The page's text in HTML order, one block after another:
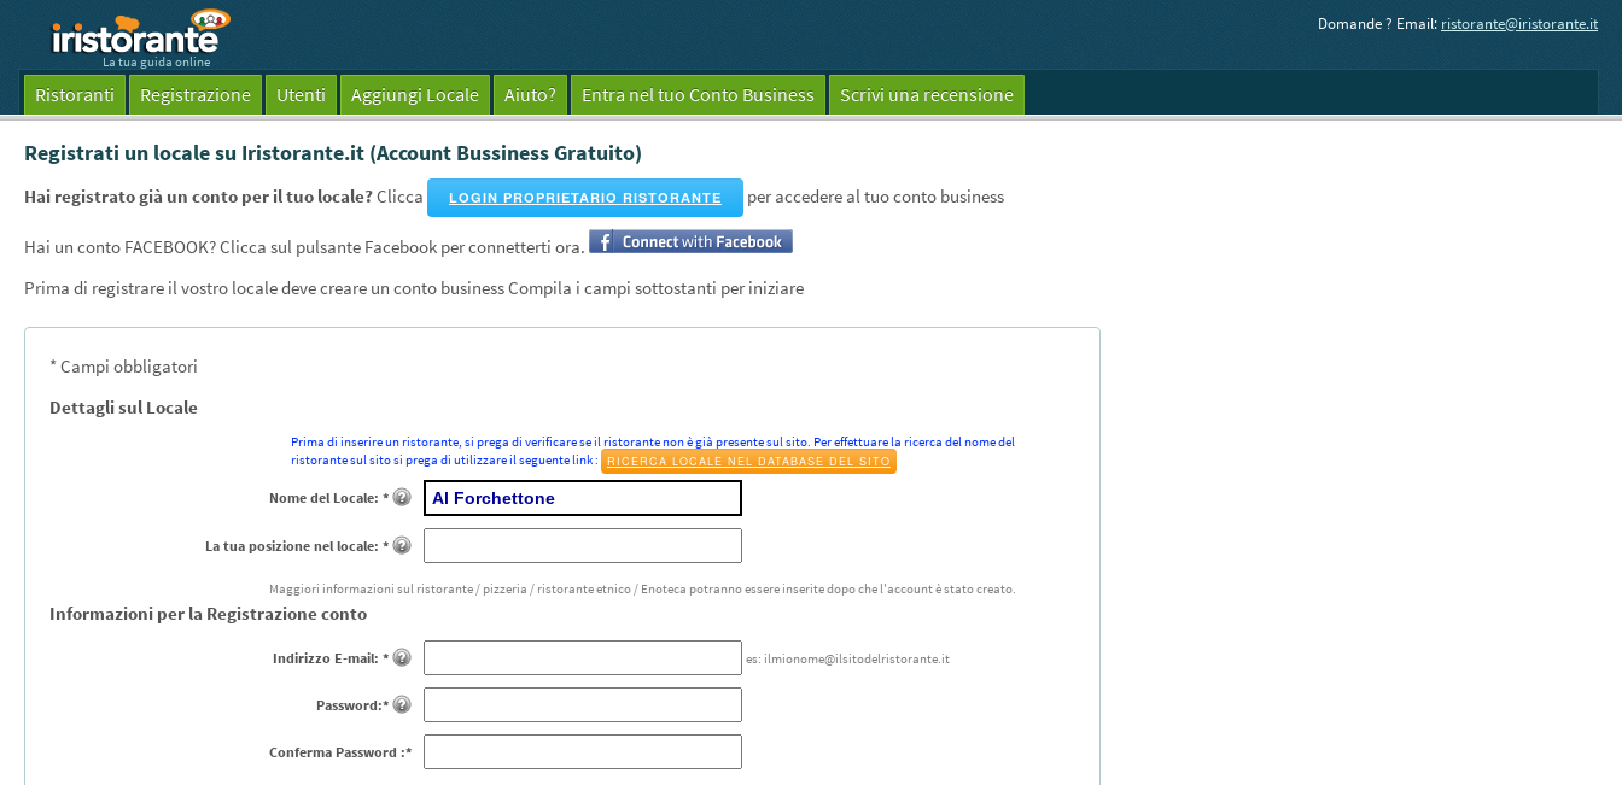
Domande ? Email: ristorante@iristorante.it
La tua guida online
Ristoranti Registrazione Utenti Aggiungi Locale Aiuto? Entra nel tuo Conto Business Scrivi una recensione
Registrati un locale su Iristorante.it (Account Bussiness Gratuito)
Hai registrato già un conto per il tuo locale?Clicca LOGIN PROPRIETARIO RISTORANTE per accedere al tuo conto business
Hai un conto FACEBOOK? Clicca sul pulsante Facebook per connetterti ora.
Prima di registrare il vostro locale deve creare un conto business Compila i campi sottostanti per iniziare
* Campi obbligatori
Dettagli sul Locale
Prima di inserire un ristorante, si prega di verificare se il ristorante non è già presente sul sito. Per effettuare la ricerca del nome del
ristorante sul sito si prega di utilizzare il seguente link :
RICERCA LOCALE NEL DATABASE DEL SITO
Nome del Locale: *
La tua posizione nel locale: *
Maggiori informazioni sul ristorante / pizzeria / ristorante etnico / Enoteca potranno essere inserite dopo che l'account è stato creato.
Informazioni per la Registrazione conto
Indirizzo E-mail: * es: ilmionome@ilsitodelristorante.it
Password:*
Conferma Password :*